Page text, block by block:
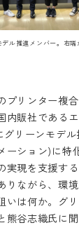
デル推進メンバー。右
プリンター複
内販社である
リーンモデル
ション)に特
実現を支援す
りながら、環
いは何か。グ
熊谷志織氏に